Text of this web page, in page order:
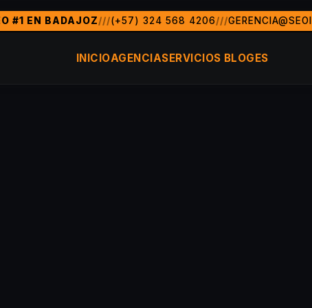
de marketing digital y posicionamiento SEO en
FL) Badajoz, Colombia, MÃ©xico, Argentina, Chile,
#1 EN BADAJOZ///(+57) 324 568 4206///
INICIOAGENCIASERVICIOS BLOGES